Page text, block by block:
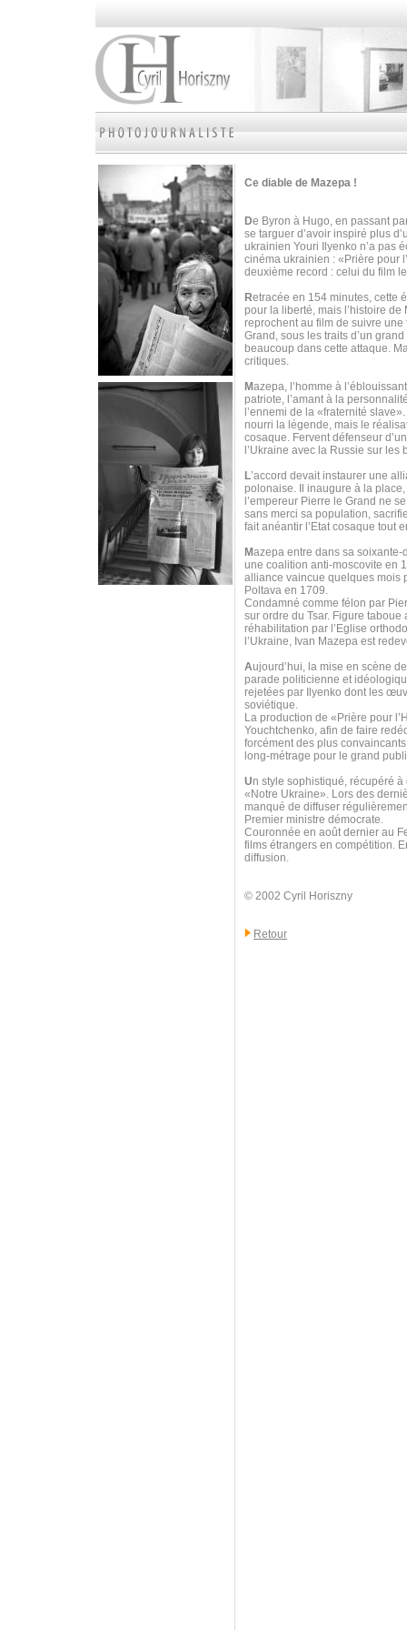
Ce diable de Mazepa !
De Byron à Hugo, en passant
se targuer d’avoir inspiré plus
ukrainien Youri Ilyenko n’a pas
cinéma ukrainien : «Prière pour
deuxième record : celui du film
Retracée en 154 minutes, cette
pour la liberté, mais l’histoire
reprochent au film de suivre
Grand, sous les traits d’un
beaucoup dans cette attaque.
critiques.
Mazepa, l’homme à
patriote, l’amant à la
l’ennemi de la «fraternité
nourri la légende, mais le
cosaque. Fervent défenseur
l’Ukraine avec la Russie sur
L’accord devait instaurer une
polonaise. Il inaugure à la
l’empereur Pierre le Grand ne
sans merci sa population,
fait anéantir l’Etat cosaque tout
Mazepa entre dans sa soixante-
une coalition anti-moscovite en
alliance vaincue quelques mois
Poltava en 1709.
Condamné comme félon par
sur ordre du Tsar. Figure
réhabilitation par l’Eglise
l’Ukraine, Ivan Mazepa est
Aujourd’hui, la mise en scène
parade politicienne et
rejetées par Ilyenko dont les
soviétique.
La production de «Prière pour
Youchtchenko, afin de faire
forcément des plus
long-métrage pour le grand
Un style sophistiqué, récupéré
«Notre Ukraine». Lors des
manqué de diffuser
Premier ministre démocrate.
Couronnée en août dernier au
films étrangers en compétition.
diffusion.
© 2002 Cyril Horiszny
Retour